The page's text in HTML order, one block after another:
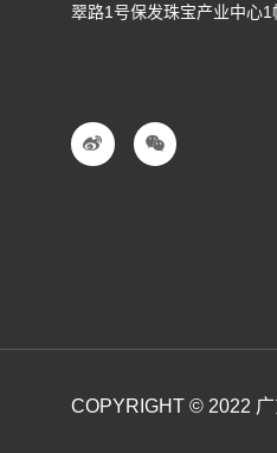
翠路1号保发珠宝产业中心
COPYRIGHT © 2022